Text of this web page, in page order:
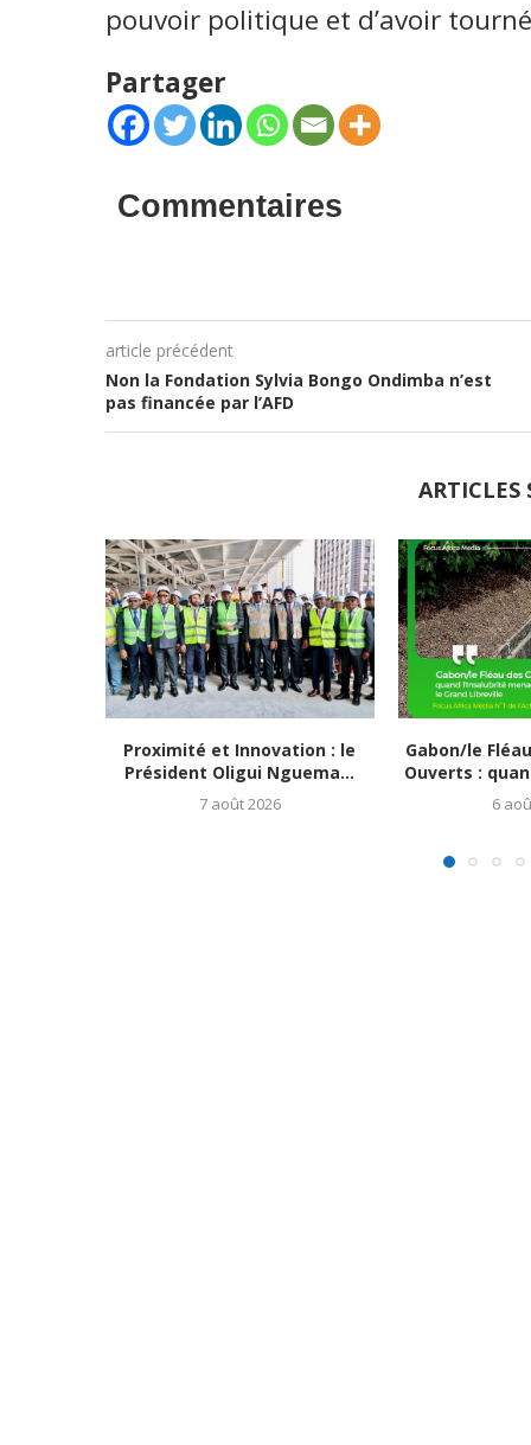
pouvoir politique et d’avoir
Partager
Commentaires
article précédent
Non la Fondation Sylvia Bongo Ondimba n’est
pas financée par l’AFD
ARTICLES
Proximité et Innovation : le
Président Oligui Nguema...
7 août 2026
Gabon/le
Ouverts :
6